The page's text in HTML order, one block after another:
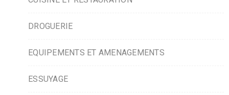
DROGUERIE
EQUIPEMENTS ET AMENAGEMENTS
ESSUYAGE